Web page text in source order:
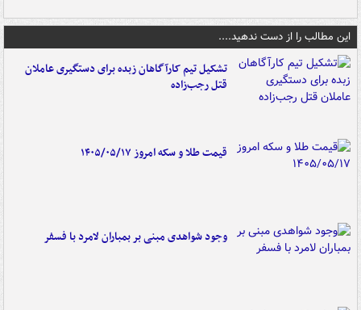
این مطالب را از دست ندهید....
تشکیل تیم کارآگاهان زبده برای دستگیری عاملان
قتل رجب‌زاده
قیمت طلا و سکه امروز ۱۴۰۵/۰۵/۱۷
وجود شواهدی مبنی بر بمباران لامرد با فسفر